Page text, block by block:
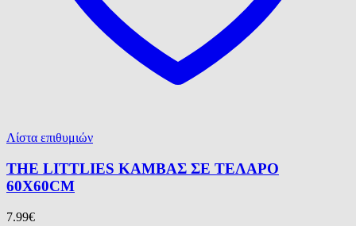
Λίστα επιθυμιών
THE LITTLIES ΚΑΜΒΑΣ ΣΕ ΤΕΛΑΡΟ
60X60CM
7.99€